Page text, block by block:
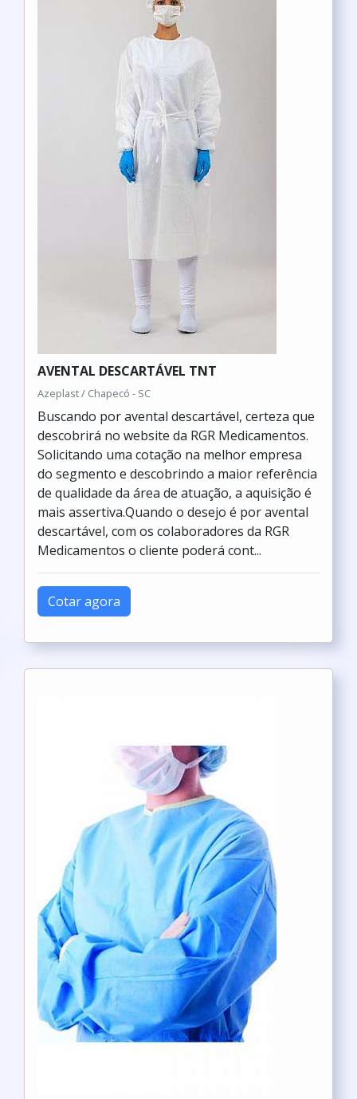
AVENTAL DESCARTÁVEL TNT
Azeplast / Chapecó - SC
Buscando por avental descartável, certeza que
descobrirá no website da RGR Medicamentos.
Solicitando uma cotação na melhor empresa
do segmento e descobrindo a maior referência
de qualidade da área de atuação, a aquisição é
mais assertiva.Quando o desejo é por avental
descartável, com os colaboradores da RGR
Medicamentos o cliente poderá cont...
Cotar agora